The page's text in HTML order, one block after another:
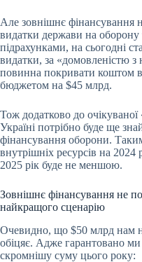
Але зовнішнє фінансування
видатки держави на оборону
підрахунками, на сьогодні
видатки, за «домовленістю
повинна покривати коштом
бюджетом на $45 млрд.
Тож додатково до
Україні потрібно буде ще
фінансування оборони.
внутрішніх ресурсів на 2024
2025 рік буде не меншою.
Зовнішнє фінансування не
найкращого сценарію
Очевидно, що $50 млрд нам
обіцяє. Адже гарантовано
скромнішу суму цього року: